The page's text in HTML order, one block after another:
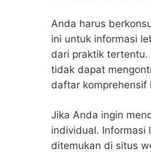
Anda harus
ini untuk informasi
dari praktik tertentu.
tidak dapat
daftar komprehensif
Jika Anda ingin
individual.
ditemukan di situs